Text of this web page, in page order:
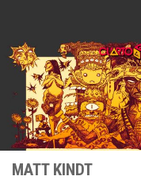
MATT KINDT